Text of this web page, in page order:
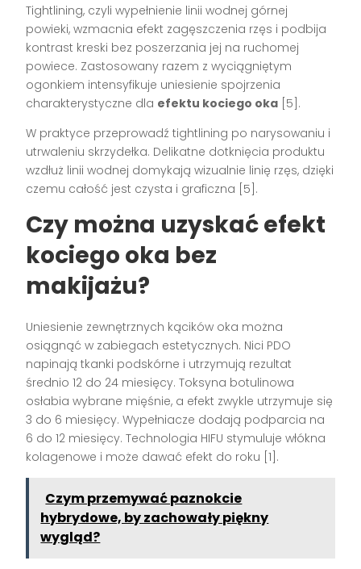
Tightlining, czyli wypełnienie linii wodnej górnej
powieki, wzmacnia efekt zagęszczenia rzęs i podbija
kontrast kreski bez poszerzania jej na ruchomej
powiece. Zastosowany razem z wyciągniętym
ogonkiem intensyfikuje uniesienie spojrzenia
charakterystyczne dla efektu kociego oka [5].
W praktyce przeprowadź tightlining po narysowaniu i
utrwaleniu skrzydełka. Delikatne dotknięcia produktu
wzdłuż linii wodnej domykają wizualnie linię rzęs, dzięki
czemu całość jest czysta i graficzna [5].
Czy można uzyskać efekt
kociego oka bez
makijażu?
Uniesienie zewnętrznych kącików oka można
osiągnąć w zabiegach estetycznych. Nici PDO
napinają tkanki podskórne i utrzymują rezultat
średnio 12 do 24 miesięcy. Toksyna botulinowa
osłabia wybrane mięśnie, a efekt zwykle utrzymuje się
3 do 6 miesięcy. Wypełniacze dodają podparcia na
6 do 12 miesięcy. Technologia HIFU stymuluje włókna
kolagenowe i może dawać efekt do roku [1].
Czym przemywać paznokcie
hybrydowe, by zachowały piękny
wygląd?